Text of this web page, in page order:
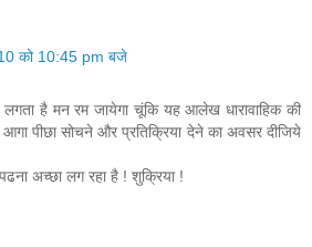
को 10:45 pm बजे
है मन रम जायेगा चूंकि यह आलेख धारावाहिक की
पीछा सोचने और प्रतिक्रिया देने का अवसर दीजिये
अच्छा लग रहा है ! शुक्रिया !